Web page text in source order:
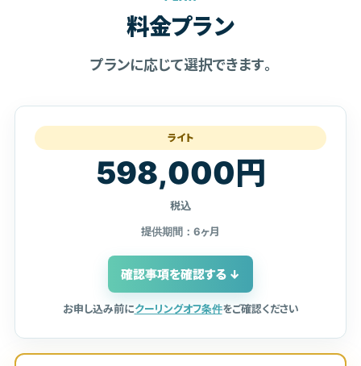
料金プラン
プランに応じて選択できます。
ライト
598,000円
税込
提供期間：6ヶ月
確認事項を確認する ↓
お申し込み前にクーリングオフ条件をご確認ください